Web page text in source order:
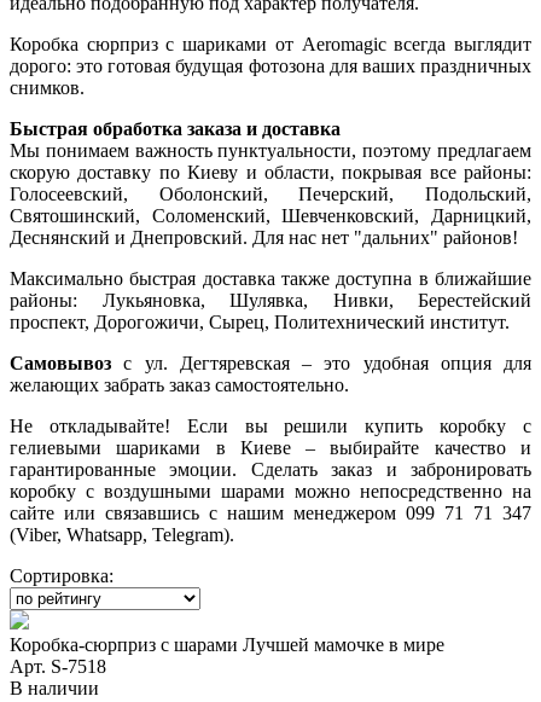
Коробка сюрприз с шариками от Aeromagic всегда выглядит
дорого: это готовая будущая фотозона для ваших праздничных
снимков.
Быстрая обработка заказа и доставка
Мы понимаем важность пунктуальности, поэтому предлагаем
скорую доставку по Киеву и области, покрывая все районы:
Голосеевский, Оболонский, Печерский, Подольский,
Святошинский, Соломенский, Шевченковский, Дарницкий,
Деснянский и Днепровский. Для нас нет "дальних" районов!
Максимально быстрая доставка также доступна в ближайшие
районы: Лукьяновка, Шулявка, Нивки, Берестейский
проспект, Дорогожичи, Сырец, Политехнический институт.
Самовывоз с ул. Дегтяревская – это удобная опция для
желающих забрать заказ самостоятельно.
Не откладывайте! Если вы решили купить коробку с
гелиевыми шариками в Киеве – выбирайте качество и
гарантированные эмоции. Сделать заказ и забронировать
коробку с воздушными шарами можно непосредственно на
сайте или связавшись с нашим менеджером 099 71 71 347
(Viber, Whatsapp, Telegram).
Сортировка:
Коробка-сюрприз с шарами Лучшей мамочке в мире
Арт. S-7518
В наличии